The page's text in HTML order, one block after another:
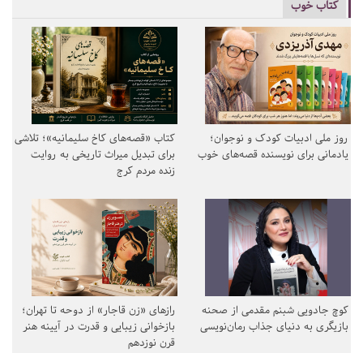
کتاب خوب
روز ملی ادبیات کودک و نوجوان؛
یادمانی برای نویسنده قصه‌های خوب
کتاب «قصه‌های کاخ سلیمانیه»؛ تلاشی
برای تبدیل میراث تاریخی به روایت
زنده مردم کرج
کوچ جادویی شبنم مقدمی از صحنه
بازیگری به دنیای جذاب رمان‌نویسی
رازهای «زن قاجار» از دوحه تا تهران؛
بازخوانی زیبایی و قدرت در آیینه هنر
قرن نوزدهم